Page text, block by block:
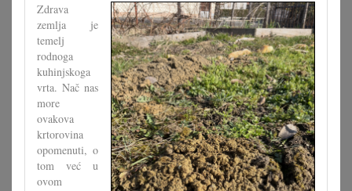
Zdrava
zemlja je
temelj
rodnoga
kuhinjskoga
vrta. Nač nas
more
ovakova
krtorovina
opomenuti, o
tom već u
ovom